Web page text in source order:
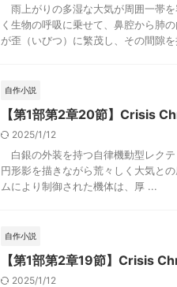
雨上がりの多湿な大気が周囲一帯
く生物の呼吸に乗せて、鼻腔から肺
が歪（いびつ）に繁茂し、その間隙
自作小説
【第1部第2章20節】Crisis
2025/1/12
白銀の外装を持つ自律機動型レク
円形影を描きながら荒々しく大気と
ムにより制御された機体は、厚 ...
自作小説
【第1部第2章19節】Crisis
2025/1/12